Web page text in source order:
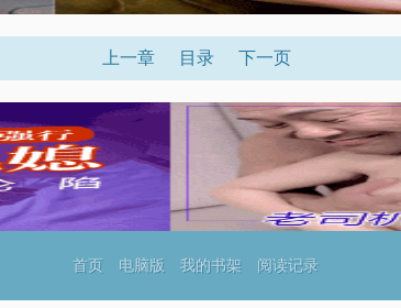
上一章 目录 下一页
首页 电脑版 我的书架 阅读记录